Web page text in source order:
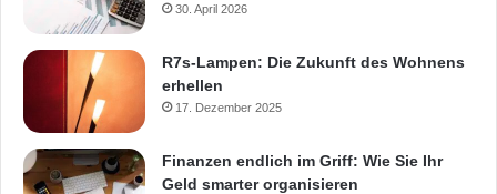
30. April 2026
R7s-Lampen: Die Zukunft des Wohnens
erhellen
17. Dezember 2025
Finanzen endlich im Griff: Wie Sie Ihr
Geld smarter organisieren